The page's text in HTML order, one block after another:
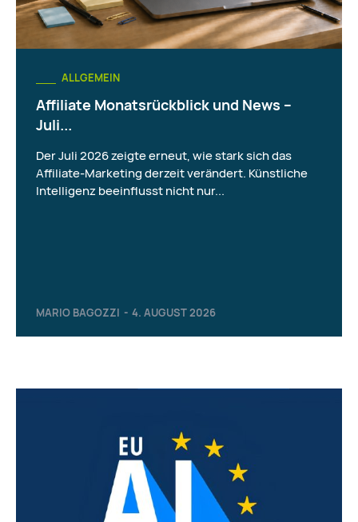
ALLGEMEIN
Affiliate Monatsrückblick und News –
Juli...
MARIO BAGOZZI - 4. AUGUST 2026
Der Juli 2026 zeigte erneut, wie stark sich das
Affiliate-Marketing derzeit verändert. Künstliche
Intelligenz beeinflusst nicht nur...